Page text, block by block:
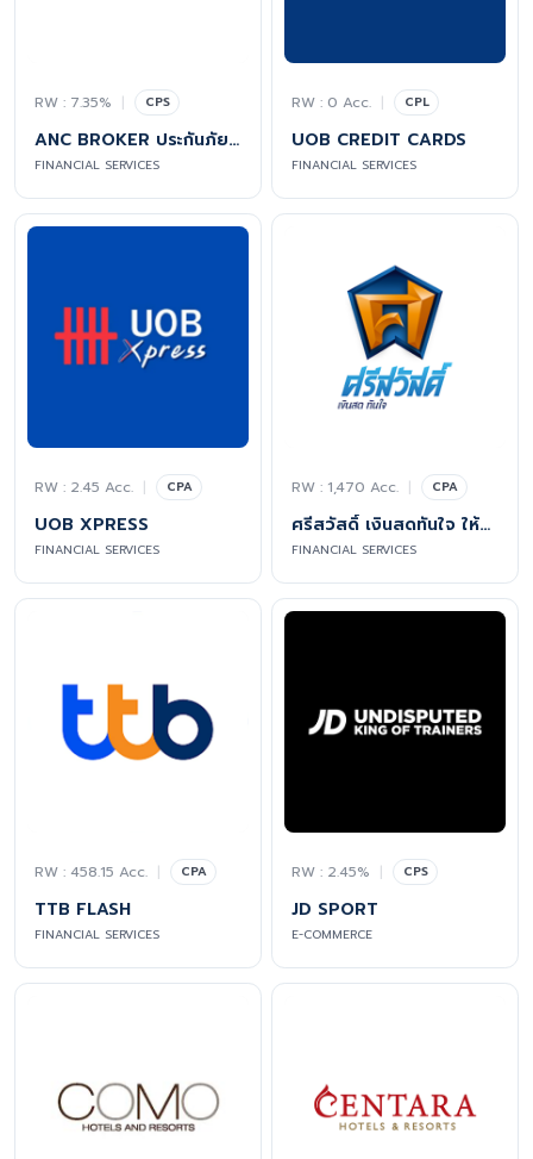
RW : 7.35% | CPS
ANC BROKER ประกันภัยอุบัติเหตุ วิริยะประกันภัย
FINANCIAL SERVICES
RW : 0 Acc. | CPL
UOB CREDIT CARDS
FINANCIAL SERVICES
RW : 2.45 Acc. | CPA
UOB XPRESS
FINANCIAL SERVICES
RW : 1,470 Acc. | CPA
ศรีสวัสดิ์ เงินสดทันใจ ให้บริการสินเชื่อจำนำทะเบียนรถทุกประเภท, มอเตอร์ไซค์, สินเชื่อรถยนต์, สินเชื่อรถบรรทุก ,สินเชื่อรถสินเชื่อเพื่อการเกษตร และโฉนดบ้านที่ดิน
FINANCIAL SERVICES
RW : 458.15 Acc. | CPA
TTB FLASH
FINANCIAL SERVICES
RW : 2.45% | CPS
JD SPORT
E-COMMERCE